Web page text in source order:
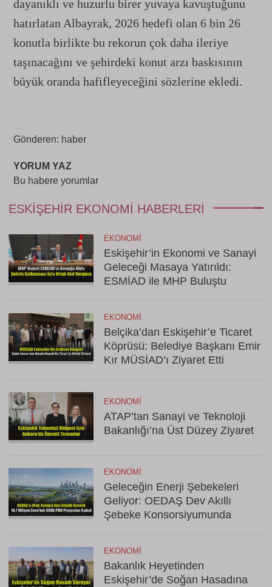
dayanıklı ve huzurlu birer yuvaya kavuştuğunu
hatırlatan Albayrak, 2026 hedefi olan 6 bin 26
konutla birlikte bu rekorun çok daha ileriye
taşınacağını ve şehirdeki konut arzı baskısının
büyük oranda hafifleyeceğini sözlerine ekledi.
Gönderen: haber
YORUM YAZ
Bu habere yorumlar
ESKIŞEHIR EKONOMI HABERLERI
EKONOMI
Eskişehir’in Ekonomi ve Sanayi
Geleceği Masaya Yatırıldı:
ESMİAD ile MHP Buluştu
EKONOMI
Belçika’dan Eskişehir’e Ticaret
Köprüsü: Belediye Başkanı Emir
Kır MÜSİAD’ı Ziyaret Etti
EKONOMI
ATAP’tan Sanayi ve Teknoloji
Bakanlığı’na Üst Düzey Ziyaret
EKONOMI
Geleceğin Enerji Şebekeleri
Geliyor: OEDAŞ Dev Akıllı
Şebeke Konsorsiyumunda
EKONOMI
Bakanlık Heyetinden
Eskişehir’de Soğan Hasadına